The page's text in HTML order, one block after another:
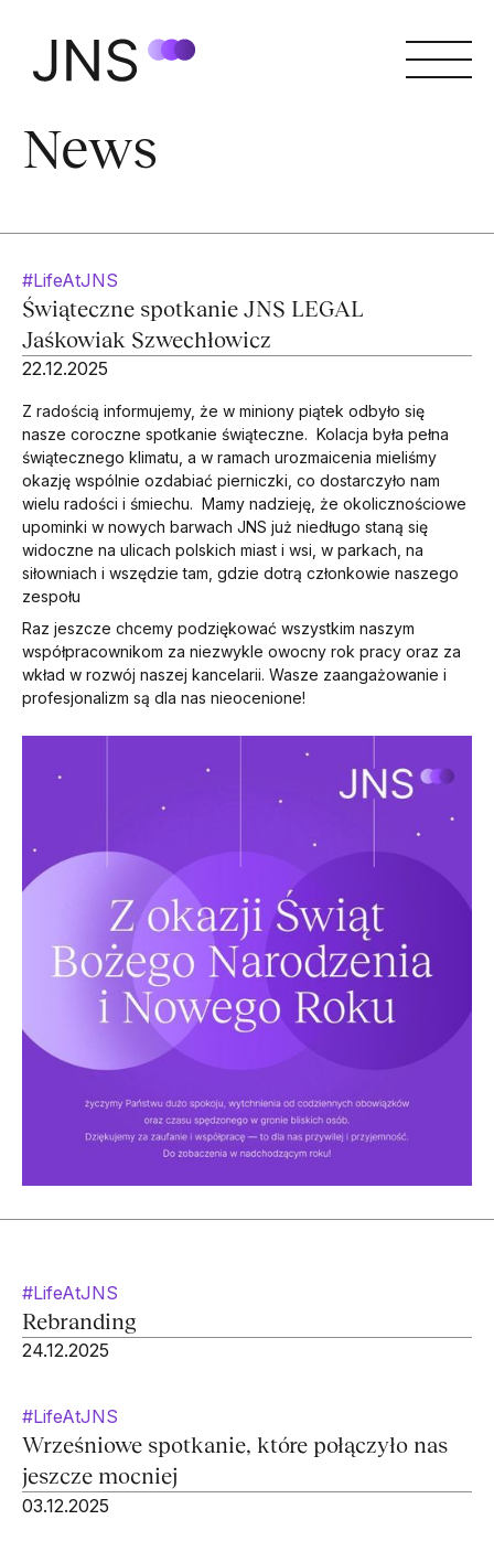
News
#LifeAtJNS
Świąteczne spotkanie JNS LEGAL
Jaśkowiak Szwechłowicz
22.12.2025
Z radością informujemy, że w miniony piątek odbyło się
nasze coroczne spotkanie świąteczne. Kolacja była pełna
świątecznego klimatu, a w ramach urozmaicenia mieliśmy
okazję wspólnie ozdabiać pierniczki, co dostarczyło nam
wielu radości i śmiechu. Mamy nadzieję, że okolicznościowe
upominki w nowych barwach JNS już niedługo staną się
widoczne na ulicach polskich miast i wsi, w parkach, na
siłowniach i wszędzie tam, gdzie dotrą członkowie naszego
zespołu
Raz jeszcze chcemy podziękować wszystkim naszym
współpracownikom za niezwykle owocny rok pracy oraz za
wkład w rozwój naszej kancelarii. Wasze zaangażowanie i
profesjonalizm są dla nas nieocenione!
#LifeAtJNS
Rebranding
24.12.2025
#LifeAtJNS
Wrześniowe spotkanie, które połączyło nas
jeszcze mocniej
03.12.2025